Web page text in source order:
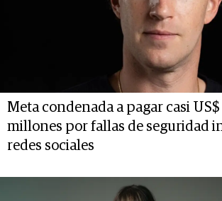
Meta condenada a pagar casi
millones por fallas de seguridad
redes sociales